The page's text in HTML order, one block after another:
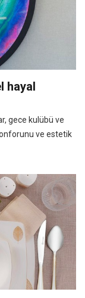
hayal
gece kulübü ve
ve estetik